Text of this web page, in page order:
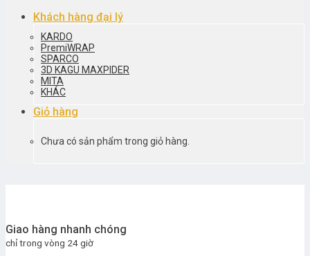
Khách hàng đại lý
KARDO
PremiWRAP
SPARCO
3D KAGU MAXPIDER
MITA
KHÁC
Giỏ hàng
Chưa có sản phẩm trong giỏ hàng.
Giao hàng nhanh chóng
chỉ trong vòng 24 giờ